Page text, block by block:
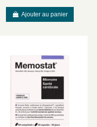
Ajouter au panier